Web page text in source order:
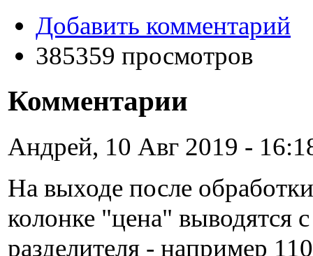
Добавить комментарий
385359 просмотров
Комментарии
Андрей, 10 Авг 2019 -
На выходе после
колонке "цена" выводятся
разделителя - например